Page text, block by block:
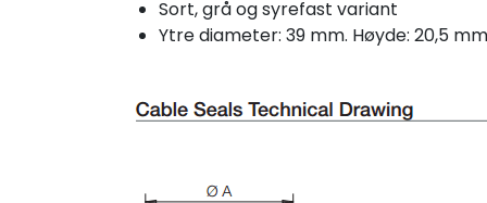
Sort, grå og syrefast variant
Ytre diameter: 39 mm. Høyde: 20,5 mm